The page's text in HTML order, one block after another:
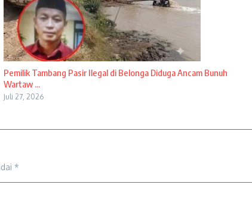
Pemilik Tambang Pasir Ilegal di Belonga Diduga Ancam Bunuh
Wartaw ...
Juli 27, 2026
*